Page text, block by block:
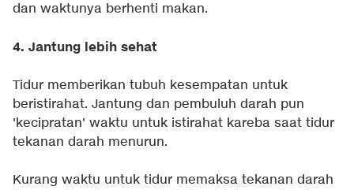
dan waktunya berhenti makan.
4. Jantung lebih sehat
Tidur memberikan tubuh kesempatan untuk
beristirahat. Jantung dan pembuluh darah pun
'kecipratan' waktu untuk istirahat kareba saat tidur
tekanan darah menurun.
Kurang waktu untuk tidur memaksa tekanan darah